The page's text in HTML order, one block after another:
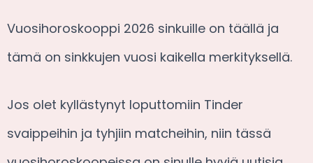
Vuosihoroskooppi 2026 sinkuille on täällä ja
tämä on sinkkujen vuosi kaikella merkityksellä.
Jos olet kyllästynyt loputtomiin Tinder
svaippeihin ja tyhjiin matcheihin, niin tässä